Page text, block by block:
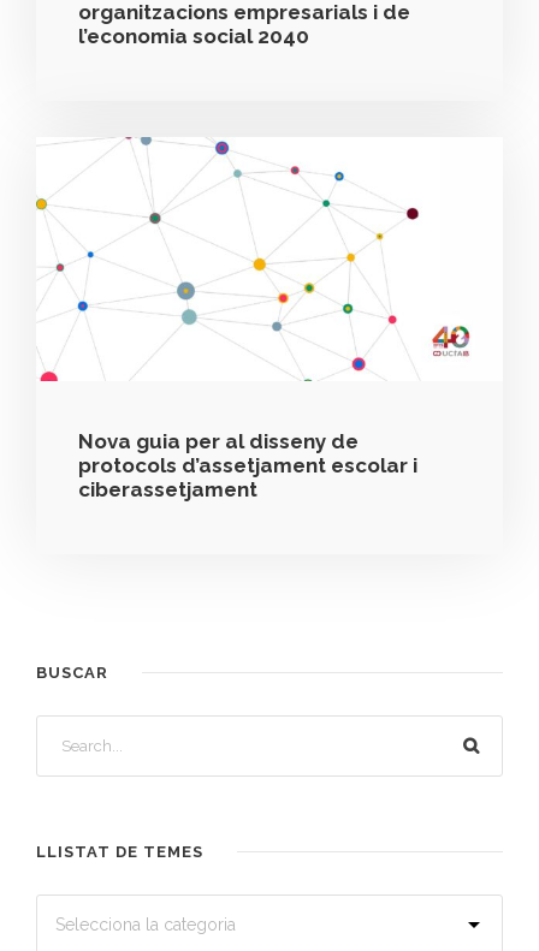
organitzacions empresarials i de
l’economia social 2040
Nova guia per al disseny de
protocols d’assetjament escolar i
ciberassetjament
BUSCAR
LLISTAT DE TEMES